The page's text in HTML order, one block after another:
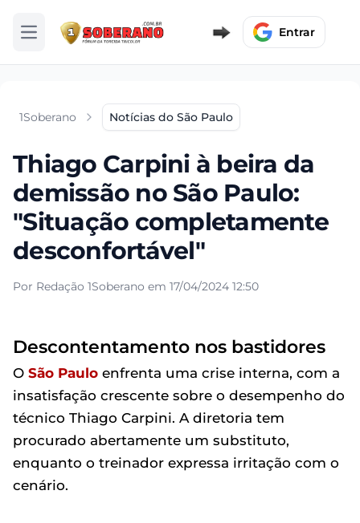
Abrir menu Entrar
1Soberano Notícias do São Paulo
Thiago Carpini à beira da
demissão no São Paulo:
"Situação completamente
desconfortável"
Por Redação 1Soberano em 17/04/2024 12:50
Descontentamento nos bastidores
O São Paulo enfrenta uma crise interna, com a
insatisfação crescente sobre o desempenho do
técnico Thiago Carpini. A diretoria tem
procurado abertamente um substituto,
enquanto o treinador expressa irritação com o
cenário.